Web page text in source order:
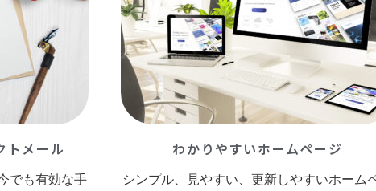
トメール
でも有効な手
わかりやすいホームページ
シンプル、見やすい、更新しやすいホーム